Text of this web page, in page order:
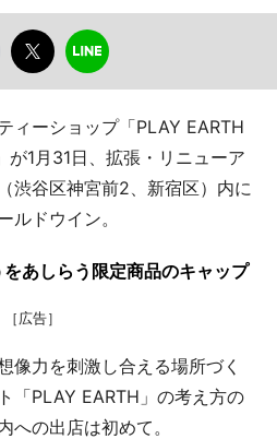
ィーショップ「PLAY EARTH
が1月31日、拡張・リニューア
渋谷区神宮前2、新宿区）内に
ルドウイン。
あしらう限定商品のキャップ
［広告］
力を刺激し合える場所づく
「PLAY EARTH」の考え方の
への出店は初めて。